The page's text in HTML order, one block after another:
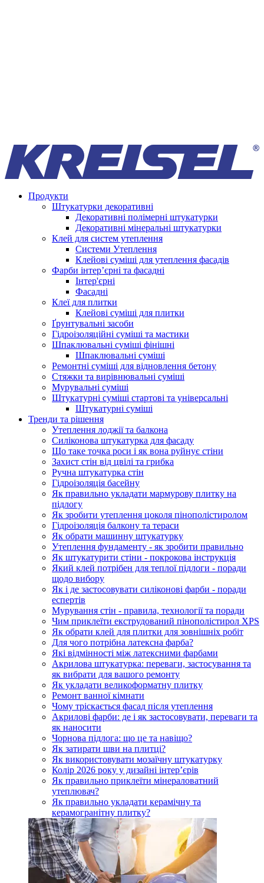
Продукти
Штукатурки декоративні
Декоративні полімерні штукатурки
Декоративні мінеральні штукатурки
Клей для систем утеплення
Системи Утеплення
Клейові суміші для утеплення фасадів
Фарби інтер’єрні та фасадні
Інтер'єрні
Фасадні
Клеї для плитки
Клейові суміші для плитки
Ґрунтувальні засоби
Гідроізоляційні суміші та мастики
Шпаклювальні суміші фінішні
Шпаклювальні суміші
Ремонтні суміші для відновлення бетону
Стяжки та вирівнювальні суміші
Мурувальні суміші
Штукатурні суміші стартові та універсальні
Штукатурні суміші
Тренди та рішення
Утеплення лоджії та балкона
Силіконова штукатурка для фасаду
Що таке точка роси і як вона руйнує стіни
Захист стін від цвілі та грибка
Ручна штукатурка стін
Гідроізоляція басейну
Як правильно укладати мармурову плитку на
підлогу
Як зробити утеплення цоколя пінополістиролом
Гідроізоляція балкону та тераси
Як обрати машинну штукатурку
Утеплення фундаменту - як зробити правильно
Як штукатурити стіни - покрокова інструкція
Який клей потрібен для теплої підлоги - поради
щодо вибору
Як і де застосовувати силіконові фарби - поради
еспертів
Мурування стін - правила, технології та поради
Чим приклеїти екструдований пінополістирол XPS
Як обрати клей для плитки для зовнішніх робіт
Для чого потрібна латексна фарба?
Які відмінності між латексними фарбами
Акрилова штукатурка: переваги, застосування та
як вибрати для вашого ремонту
Як укладати великоформатну плитку
Ремонт ванної кімнати
Чому тріскається фасад після утеплення
Акрилові фарби: де і як застосовувати, переваги та
як наносити
Чорнова підлога: що це та навіщо?
Як затирати шви на плитці?
Як використовувати мозаїчну штукатурку
Колір 2026 року у дизайні інтерʼєрів
Як правильно приклеїти мінераловатний
утеплювач?
Як правильно укладати керамічну та
керамогранітну плитку?